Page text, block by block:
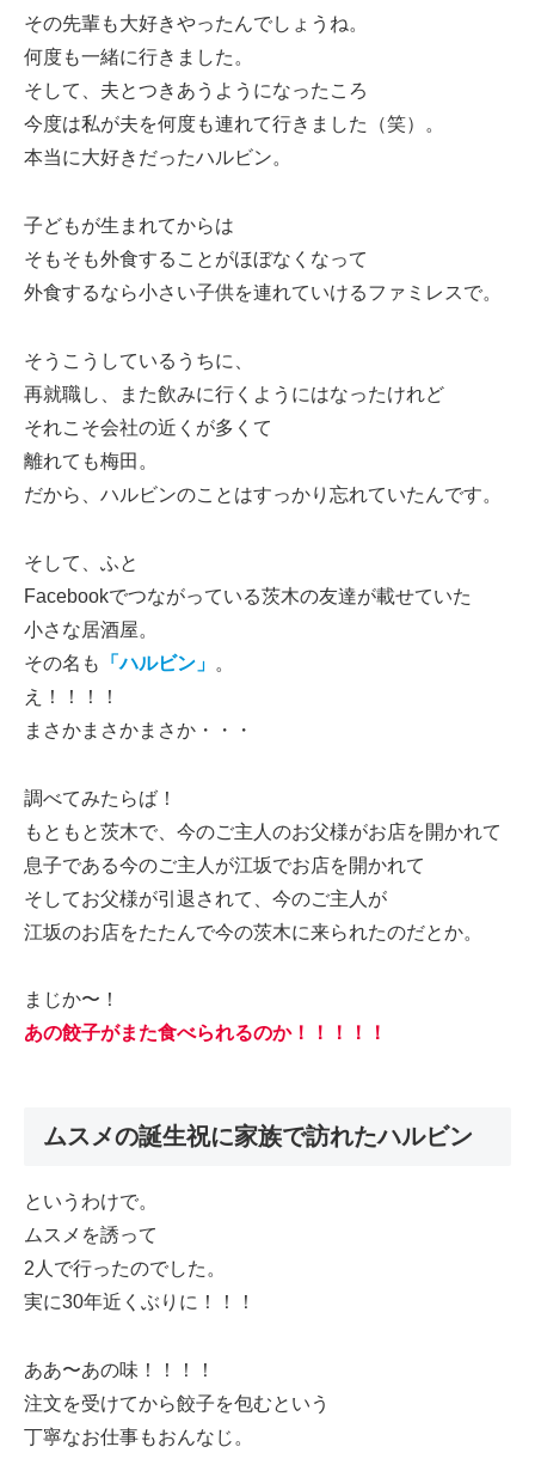
その先輩も大好きやったんでしょうね。
何度も一緒に行きました。
そして、夫とつきあうようになったころ
今度は私が夫を何度も連れて行きました（笑）。
本当に大好きだったハルビン。
子どもが生まれてからは
そもそも外食することがほぼなくなって
外食するなら小さい子供を連れていけるファミレスで。
そうこうしているうちに、
再就職し、また飲みに行くようにはなったけれど
それこそ会社の近くが多くて
離れても梅田。
だから、ハルビンのことはすっかり忘れていたんです。
そして、ふと
Facebookでつながっている茨木の友達が載せていた
小さな居酒屋。
その名も
「ハルビン」 。
え！！！！
まさかまさかまさか・・・
調べてみたらば！
もともと茨木で、今のご主人のお父様がお店を開かれて
息子である今のご主人が江坂でお店を開かれて
そしてお父様が引退されて、今のご主人が
江坂のお店をたたんで今の茨木に来られたのだとか。
まじか〜！
あの餃子がまた食べられるのか！！！！！
ムスメの誕生祝に家族で訪れたハルビン
というわけで。
ムスメを誘って
2人で行ったのでした。
実に30年近くぶりに！！！
ああ〜あの味！！！！
注文を受けてから餃子を包むという
丁寧なお仕事もおんなじ。